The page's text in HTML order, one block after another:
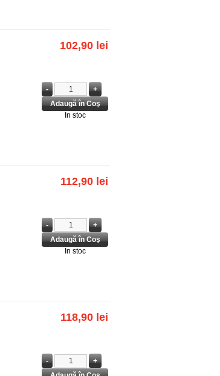
In stoc
102,90 lei
In stoc
112,90 lei
118,90 lei